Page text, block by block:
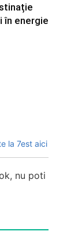
energie
la 7est aici
nu poti